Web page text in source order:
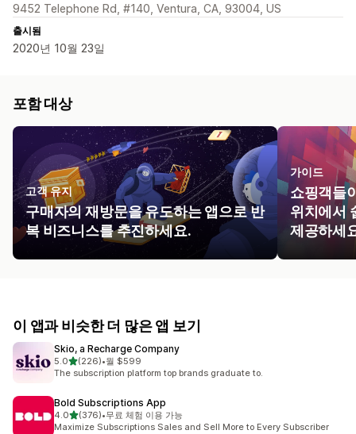
9452 Telephone Rd, #140, Ventura, CA, 93004, US
출시됨
2020년 10월 23일
포함 대상
고객 유지
구매자의 재방문을 유도하는 앱으로 반
복 비즈니스를 추진하세요.
가이드
쇼핑객들
위치에서
제공하세
이 앱과 비슷한 더 많은 앱 보기
Skio, a Recharge Company
5.0별 5개 중
(226)
총 리뷰 226개
•월 $599
The subscription platform top brands graduate to.
Bold Subscriptions App
4.0별 5개 중
(376)
총 리뷰 376개
•무료 체험 이용 가능
Maximize Subscriptions Sales and Sell More to Every Subscriber